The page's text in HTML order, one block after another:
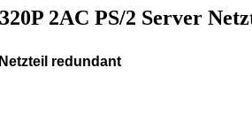
2AC PS/2 Server
redundant